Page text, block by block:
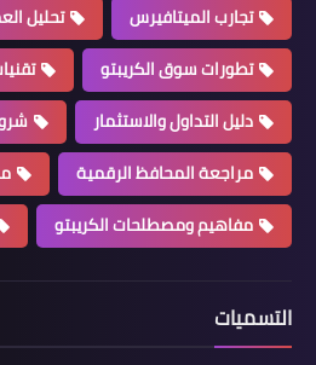
تجارب الميتافيرس
تحليل
تطورات سوق الكريبتو
دليل التداول والاستثمار
مراجعة المحافظ الرقمية
مفاهيم ومصطلحات الكريبتو
التسميات